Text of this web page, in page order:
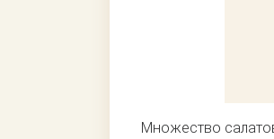
Множество